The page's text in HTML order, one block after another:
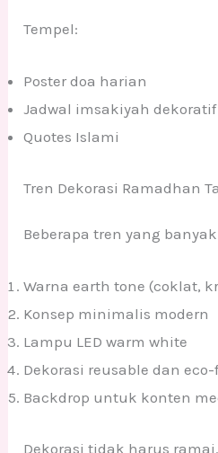
Tempel:
Poster doa harian
Jadwal imsakiyah dekoratif
Quotes Islami
Tren Dekorasi Ramadhan
Beberapa tren yang
Warna earth tone (coklat,
Konsep minimalis modern
Lampu LED warm white
Dekorasi reusable dan
Backdrop untuk konten
Dekorasi tidak harus